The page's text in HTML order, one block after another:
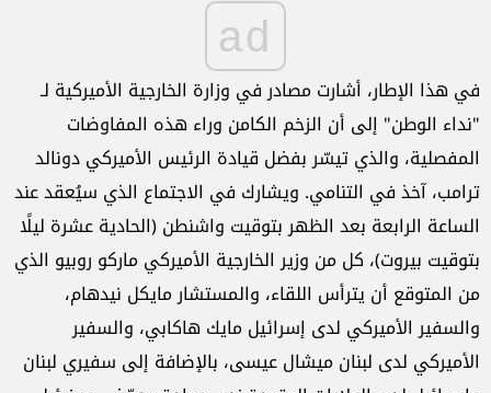
ad
في هذا الإطار، أشارت مصادر في وزارة الخارجية الأميركية لـ
"نداء الوطن" إلى أن الزخم الكامن وراء هذه المفاوضات
المفصلية، والذي تيسّر بفضل قيادة الرئيس الأميركي دونالد
ترامب، آخذ في التنامي. ويشارك في الاجتماع الذي سيُعقد عند
الساعة الرابعة بعد الظهر بتوقيت واشنطن (الحادية عشرة ليلًا
بتوقيت بيروت)، كل من وزير الخارجية الأميركي ماركو روبيو الذي
من المتوقع أن يترأس اللقاء، والمستشار مايكل نيدهام،
والسفير الأميركي لدى إسرائيل مايك هاكابي، والسفير
الأميركي لدى لبنان ميشال عيسى، بالإضافة إلى سفيري لبنان